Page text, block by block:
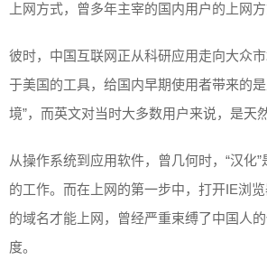
上网方式，曾多年主宰的国内用户的上网方
彼时，中国互联网正从科研应用走向大众
于美国的工具，给国内早期使用者带来的
境”，而英文对当时大多数用户来说，是天然
从操作系统到应用软件，曾几何时，“汉化
的工作。而在上网的第一步中，打开IE浏
的域名才能上网，曾经严重束缚了中国人
度。